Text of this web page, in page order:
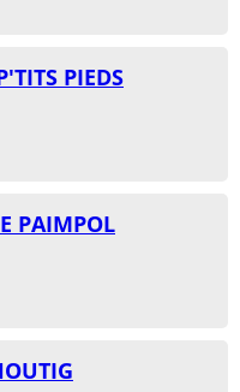
PIEDS
PAIMPOL